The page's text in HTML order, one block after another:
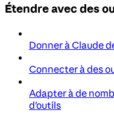
Étendre avec des
Donner à Claude
Connecter à des
Adapter à de
d'outils